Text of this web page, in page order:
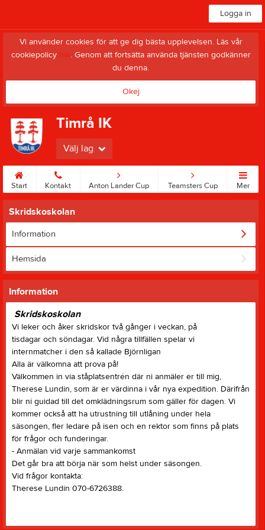
Logga in
Vi använder cookies för att ge dig bästa upplevelsen. Läs vår
cookiepolicy här. Genom att fortsätta använda tjänsten godkänner
du denna.
Okej
Timrå IK
Välj lag
Start Kontakt Anton Lander Cup Teamsters Cup Mer
Skridskoskolan
Information
Hemsida
Information
Skridskoskolan
Vi leker och åker skridskor två gånger i veckan, på
tisdagar och söndagar. Vid några tillfällen spelar vi
internmatcher i den så kallade Björnligan
Alla är välkomna att prova på!
Välkommen in via ståplatsentrén där ni anmäler er till mig,
Therese Lundin, som är er värdinna i vår nya expedition. Därifrån
blir ni guidad till det omklädningsrum som gäller för dagen. Vi
kommer också att ha utrustning till utlåning under hela
säsongen, fler ledare på isen och en rektor som finns på plats
för frågor och funderingar.
- Anmälan vid varje sammankomst
Det går bra att börja när som helst under säsongen.
Vid frågor kontakta:
Therese Lundin 070-6726388.